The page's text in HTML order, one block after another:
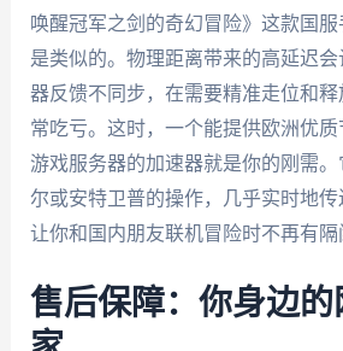
唤醒冠军之剑的奇幻冒险》这款国
是类似的。物理距离带来的高延迟
器反馈不同步，在需要精准走位和
常吃亏。这时，一个能提供欧洲优
游戏服务器的加速器就是你的刚需
尔或安特卫普的操作，几乎实时地传
让你和国内朋友联机冒险时不再有隔
售后保障：你身边的